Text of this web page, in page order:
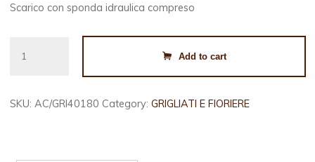
Scarico con sponda idraulica compreso
PREMIUM
40x180H
Add to cart
SKU:AC/GRI40180 Category:GRIGLIATI E FIORIERE